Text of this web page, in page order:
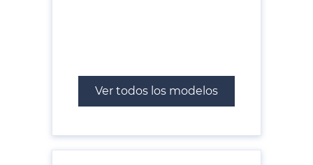
Ver todos los modelos